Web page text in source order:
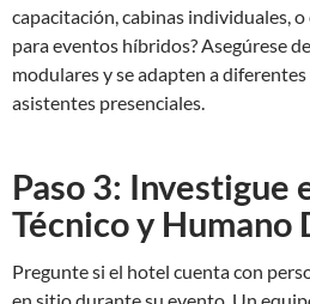
capacitación, cabinas individuales, o
para eventos híbridos? Asegúrese
modulares y se adapten a
asistentes presenciales.
Paso 3: Investigue
Técnico y Humano
Pregunte si el hotel cuenta con